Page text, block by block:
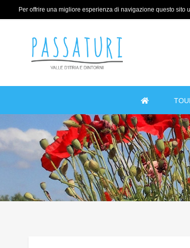
Per offrire una migliore esperienza di navigazione questo